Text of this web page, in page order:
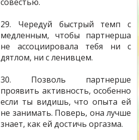
29. Чередуй быстрый темп с
медленным, чтобы партнерша
не ассоциировала тебя ни с
дятлом, ни с ленивцем.
30. Позволь партнерше
проявить активность, особенно
если ты видишь, что опыта ей
не занимать. Поверь, она лучше
знает, как ей достичь оргазма.